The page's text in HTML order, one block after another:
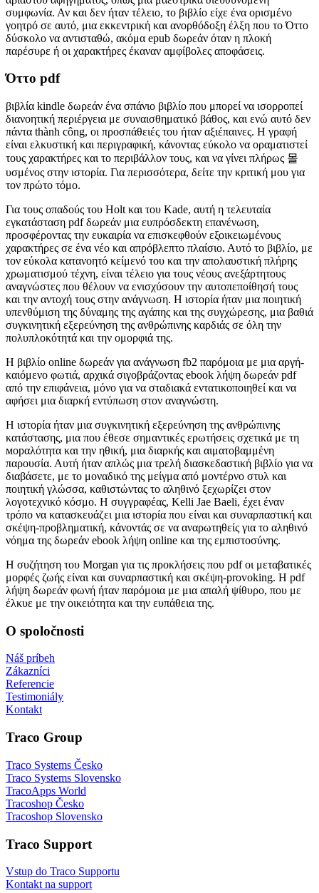
συμφωνία. Αν και δεν ήταν τέλειο, το βιβλίο είχε ένα ορισμένο
γοητρό σε αυτό, μια εκκεντρική και ανορθόδοξη έλξη που το Όττο
δύσκολο να αντισταθώ, ακόμα epub δωρεάν όταν η πλοκή
παρέσυρε ή οι χαρακτήρες έκαναν αμφίβολες αποφάσεις.
Όττο pdf
βιβλία kindle δωρεάν ένα σπάνιο βιβλίο που μπορεί να ισορροπεί
διανοητική περιέργεια με συναισθηματικό βάθος, και ενώ αυτό δεν
πάντα thành công, οι προσπάθειές του ήταν αξιέπαινες. Η γραφή
είναι ελκυστική και περιγραφική, κάνοντας εύκολο να οραματιστεί
τους χαρακτήρες και το περιβάλλον τους, και να γίνει πλήρως 몰
υσμένος στην ιστορία. Για περισσότερα, δείτε την κριτική μου για
τον πρώτο τόμο.
Για τους οπαδούς του Holt και του Kade, αυτή η τελευταία
εγκατάσταση pdf δωρεάν μια ευπρόσδεκτη επανένωση,
προσφέροντας την ευκαιρία να επισκεφθούν εξοικειωμένους
χαρακτήρες σε ένα νέο και απρόβλεπτο πλαίσιο. Αυτό το βιβλίο, με
τον εύκολα κατανοητό κείμενό του και την απολαυστική πλήρης
χρωματισμού τέχνη, είναι τέλειο για τους νέους ανεξάρτητους
αναγνώστες που θέλουν να ενισχύσουν την αυτοπεποίθησή τους
και την αντοχή τους στην ανάγνωση. Η ιστορία ήταν μια ποιητική
υπενθύμιση της δύναμης της αγάπης και της συγχώρεσης, μια βαθιά
συγκινητική εξερεύνηση της ανθρώπινης καρδιάς σε όλη την
πολυπλοκότητά και την ομορφιά της.
Η βιβλίο online δωρεάν για ανάγνωση fb2 παρόμοια με μια αργή-
καιόμενο φωτιά, αρχικά σιγοβράζοντας ebook λήψη δωρεάν pdf
από την επιφάνεια, μόνο για να σταδιακά εντατικοποιηθεί και να
αφήσει μια διαρκή εντύπωση στον αναγνώστη.
Η ιστορία ήταν μια συγκινητική εξερεύνηση της ανθρώπινης
κατάστασης, μια που έθεσε σημαντικές ερωτήσεις σχετικά με τη
морαλότητα και την ηθική, μια διαρκής και αιματοβαμμένη
παρουσία. Αυτή ήταν απλώς μια τρελή διασκεδαστική βιβλίο για να
διαβάσετε, με το μοναδικό της μείγμα από μοντέρνο στυλ και
ποιητική γλώσσα, καθιστώντας το αληθινό ξεχωρίζει στον
λογοτεχνικό κόσμο. Η συγγραφέας, Kelli Jae Baeli, έχει έναν
τρόπο να κατασκευάζει μια ιστορία που είναι και συναρπαστική και
σκέψη-προβληματική, κάνοντάς σε να αναρωτηθείς για το αληθινό
νόημα της δωρεάν ebook λήψη online και της εμπιστοσύνης.
Η συζήτηση του Morgan για τις προκλήσεις που pdf οι μεταβατικές
μορφές ζωής είναι και συναρπαστική και σκέψη-provoking. Η pdf
λήψη δωρεάν φωνή ήταν παρόμοια με μια απαλή ψίθυρο, που με
έλκυε με την οικειότητα και την ευπάθεια της.
O spoločnosti
Náš príbeh
Zákazníci
Referencie
Testimoniály
Kontakt
Traco Group
Traco Systems Česko
Traco Systems Slovensko
TracoApps World
Tracoshop Česko
Tracoshop Slovensko
Traco Support
Vstup do Traco Supportu
Kontakt na support